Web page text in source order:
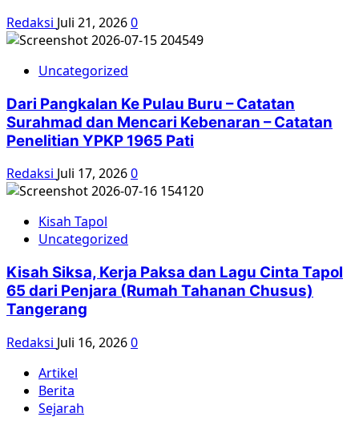
Redaksi Juli 21, 20260
Uncategorized
Dari Pangkalan Ke Pulau Buru – Catatan
Surahmad dan Mencari Kebenaran – Catatan
Penelitian YPKP 1965 Pati
Redaksi Juli 17, 20260
Kisah Tapol
Uncategorized
Kisah Siksa, Kerja Paksa dan Lagu Cinta Tapol
65 dari Penjara (Rumah Tahanan Chusus)
Tangerang
Redaksi Juli 16, 20260
Artikel
Berita
Sejarah